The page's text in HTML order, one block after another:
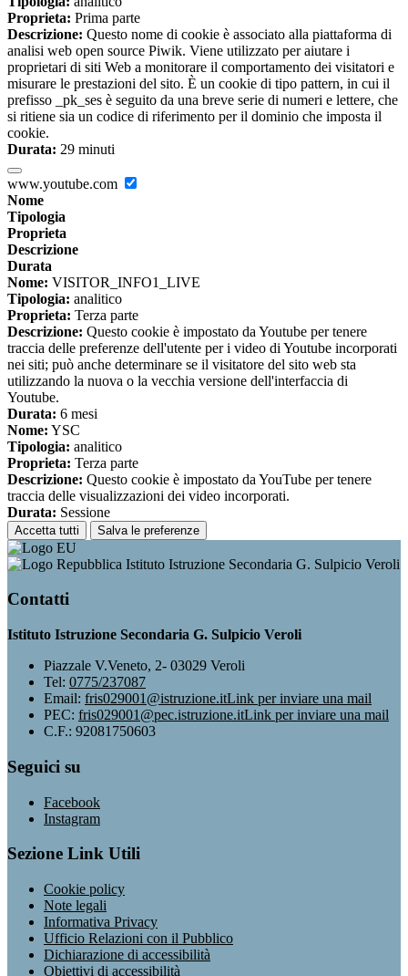
Proprieta: Prima parte
Descrizione: Questo nome di cookie è associato alla piattaforma di
analisi web open source Piwik. Viene utilizzato per aiutare i
proprietari di siti Web a monitorare il comportamento dei visitatori e
misurare le prestazioni del sito. È un cookie di tipo pattern, in cui il
prefisso _pk_ses è seguito da una breve serie di numeri e lettere, che
si ritiene sia un codice di riferimento per il dominio che imposta il
cookie.
Durata: 29 minuti
www.youtube.com
Nome
Tipologia
Proprieta
Descrizione
Durata
Nome: VISITOR_INFO1_LIVE
Tipologia: analitico
Proprieta: Terza parte
Descrizione: Questo cookie è impostato da Youtube per tenere
traccia delle preferenze dell'utente per i video di Youtube incorporati
nei siti; può anche determinare se il visitatore del sito web sta
utilizzando la nuova o la vecchia versione dell'interfaccia di
Youtube.
Durata: 6 mesi
Nome: YSC
Tipologia: analitico
Proprieta: Terza parte
Descrizione: Questo cookie è impostato da YouTube per tenere
traccia delle visualizzazioni dei video incorporati.
Durata: Sessione
Accetta tutti Salva le preferenze
Istituto Istruzione Secondaria G. Sulpicio Veroli
Contatti
Istituto Istruzione Secondaria G. Sulpicio Veroli
Piazzale V.Veneto, 2- 03029 Veroli
Tel: 0775/237087
Email: fris029001@istruzione.itLink per inviare una mail
PEC: fris029001@pec.istruzione.itLink per inviare una mail
C.F.: 92081750603
Seguici su
Facebook
Instagram
Sezione Link Utili
Cookie policy
Note legali
Informativa Privacy
Ufficio Relazioni con il Pubblico
Dichiarazione di accessibilità
Obiettivi di accessibilità